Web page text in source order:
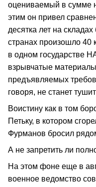
оцениваемый в сумме
этим он привел
десятка лет на
странах произошло 40
в одном государстве
взрывчатые
предъявляемых
говоря, не станет
Воистину как в том
Петьку, в котором
Фурманов бросил
А не запретить ли
На этом фоне еще в
военное ведомство